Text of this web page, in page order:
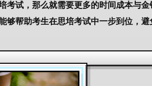
考试，那么就需要更多的时间成本与
够帮助考生在思培考试中一步到位，避